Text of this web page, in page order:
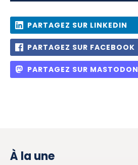
PARTAGEZ SUR LINKEDIN
PARTAGEZ SUR FACEBOOK
PARTAGEZ SUR MASTODON
À la une